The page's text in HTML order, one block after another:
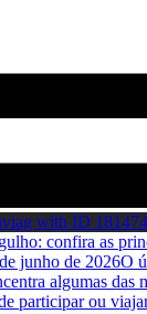
with ID